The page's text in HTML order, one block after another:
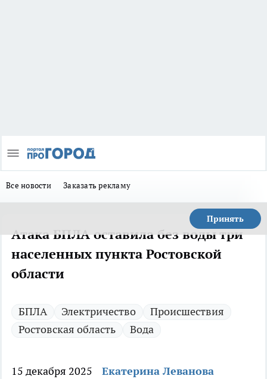
Все новости Заказать рекламу
Принять
Атака БПЛА оставила без воды три
населенных пункта Ростовской
области
БПЛА Электричество
Происшествия
Ростовская область
Вода
15 декабря 2025
Екатерина Леванова